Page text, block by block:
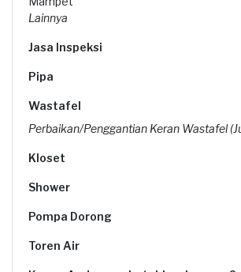
Lainnya
Jasa Inspeksi
Pipa
Wastafel
Perbaikan/Penggantian Keran Wastafel
Kloset
Shower
Pompa Dorong
Toren Air